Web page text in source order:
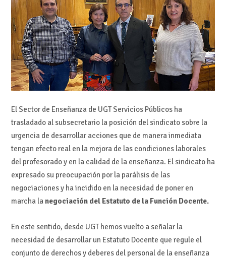
El Sector de Enseñanza de UGT Servicios Públicos ha
trasladado al subsecretario la posición del sindicato sobre la
urgencia de desarrollar acciones que de manera inmediata
tengan efecto real en la mejora de las condiciones laborales
del profesorado y en la calidad de la enseñanza. El sindicato ha
expresado su preocupación por la parálisis de las
negociaciones y ha incidido en la necesidad de poner en
marcha la negociación del Estatuto de la Función Docente.
En este sentido, desde UGT hemos vuelto a señalar la
necesidad de desarrollar un Estatuto Docente que regule el
conjunto de derechos y deberes del personal de la enseñanza